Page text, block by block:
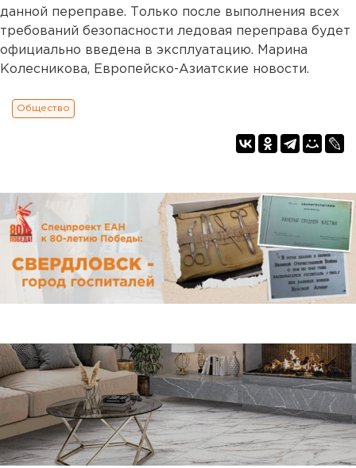
данной переправе. Только после выполнения всех
требований безопасности ледовая переправа будет
официально введена в эксплуатацию. Марина
Колесникова, Европейско-Азиатские новости.
Общество